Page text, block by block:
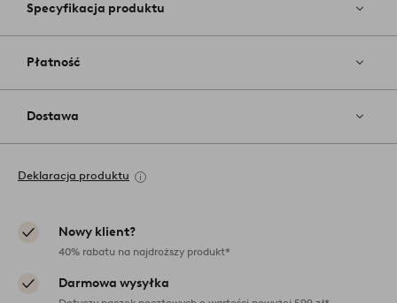
Specyfikacja produktu
Płatność
Dostawa
Deklaracja produktu
Nowy klient?
40% rabatu na najdroższy produkt*
Darmowa wysyłka